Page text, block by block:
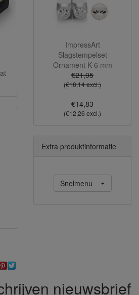
ImpressArt
Slagstempelset
Ornament K 6 mm
€21,95
(€18,14 excl.)
€14,83
(€12,26 excl.)
Extra produktinformatie
Snelmenu
nieuwsbrief